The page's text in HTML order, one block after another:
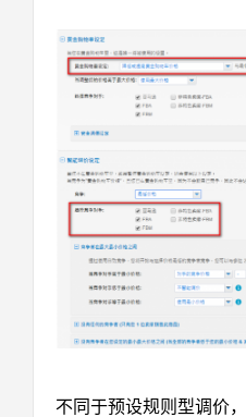
不同于预设规则型调价，